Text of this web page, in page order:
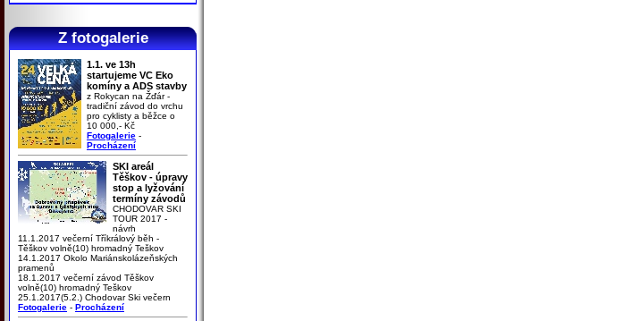
Z fotogalerie
1.1. ve 13h
startujeme VC Eko
komíny a ADS stavby
z Rokycan na Žďár -
tradiční závod do vrchu
pro cyklisty a běžce o
10 000,- Kč
Fotogalerie -
Procházení
SKI areál
Těškov - úpravy
stop a lyžování
termíny závodů
CHODOVAR SKI
TOUR 2017 -
návrh
11.1.2017 večerní Tříkrálový běh -
Těškov volně(10) hromadný Teškov
14.1.2017 Okolo Mariánskolázeňských
pramenů
18.1.2017 večerní závod Těškov
volně(10) hromadný Teškov
25.1.2017(5.2.) Chodovar Ski večern
Fotogalerie - Procházení